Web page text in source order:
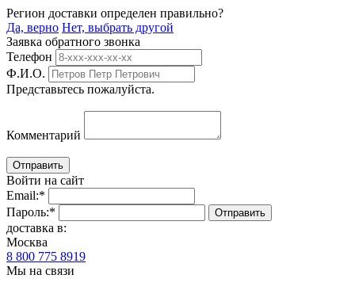
Регион доставки определен правильно?
Да, верно Нет, выбрать другой
Заявка обратного звонка
Телефон
Ф.И.О.
Представьтесь пожалуйста.
Комментарий
Войти на сайт
Email:*
Пароль:*
доставка в:
Москва
8 800 775 8919
Мы на связи